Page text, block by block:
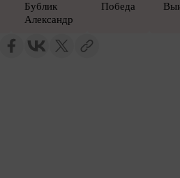
Бублик
Александр
Победа